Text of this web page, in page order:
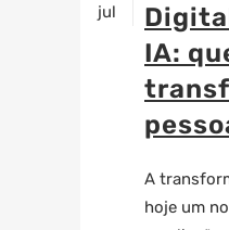
jul
IA:
A
hoje um